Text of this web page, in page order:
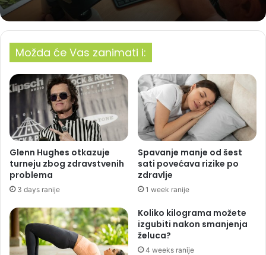
Možda će Vas zanimati i:
Glenn Hughes otkazuje
turneju zbog zdravstvenih
problema
3 days ranije
Spavanje manje od šest
sati povećava rizike po
zdravlje
1 week ranije
Koliko kilograma možete
izgubiti nakon smanjenja
želuca?
4 weeks ranije